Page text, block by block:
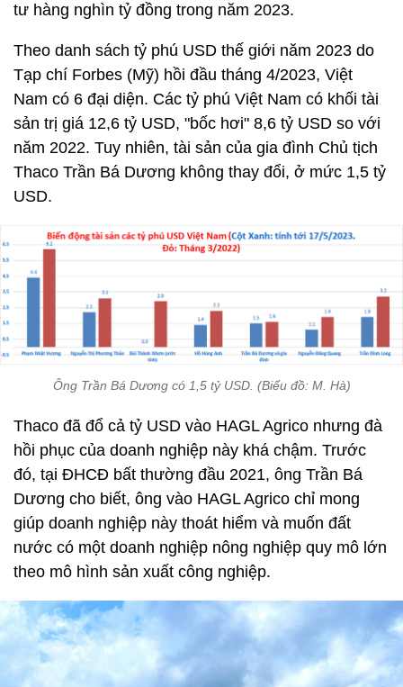
tư hàng nghìn tỷ đồng trong năm 2023.
Theo danh sách tỷ phú USD thế giới năm 2023 do
Tạp chí Forbes (Mỹ) hồi đầu tháng 4/2023, Việt
Nam có 6 đại diện. Các tỷ phú Việt Nam có khối tài
sản trị giá 12,6 tỷ USD, "bốc hơi" 8,6 tỷ USD so với
năm 2022. Tuy nhiên, tài sản của gia đình Chủ tịch
Thaco Trần Bá Dương không thay đổi, ở mức 1,5 tỷ
USD.
Ông Trần Bá Dương có 1,5 tỷ USD. (Biểu đồ: M. Hà)
Thaco đã đổ cả tỷ USD vào HAGL Agrico nhưng đà
hồi phục của doanh nghiệp này khá chậm. Trước
đó, tại ĐHCĐ bất thường đầu 2021, ông Trần Bá
Dương cho biết, ông vào HAGL Agrico chỉ mong
giúp doanh nghiệp này thoát hiểm và muốn đất
nước có một doanh nghiệp nông nghiệp quy mô lớn
theo mô hình sản xuất công nghiệp.